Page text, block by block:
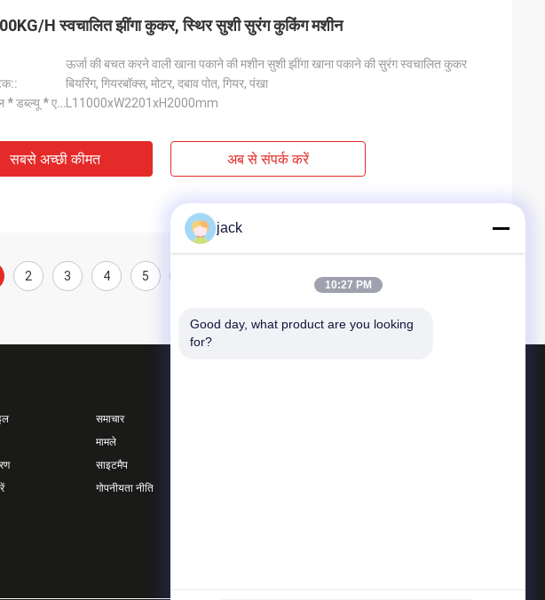
H स्वचालित झींगा कुकर, स्थिर सुशी सुरंग कुकिंग मशीन
ऊर्जा की बचत करने वाली खाना पकाने की मशीन सुशी झींगा खाना पकाने की सुरंग स्वचालित कुकर
बियरिंग, गियरबॉक्स, मोटर, दबाव पोत, गियर, पंखा
आयाम (एल * डब्ल्यू * एच): L11000xW2201xH2000mm
सबसे अच्छी कीमत अब से संपर्क करें
2 3 4 5
समाचार
मामले
साइटमैप
गोपनीयता नीति
jack
10:27 PM
Good day, what product are you looking
for?